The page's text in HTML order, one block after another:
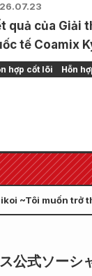
quả của Giải
tế Coamix
đã được công
hợp cốt lõi Hỗn
~Tôi muốn trở
của Kotono
公式ソーシ